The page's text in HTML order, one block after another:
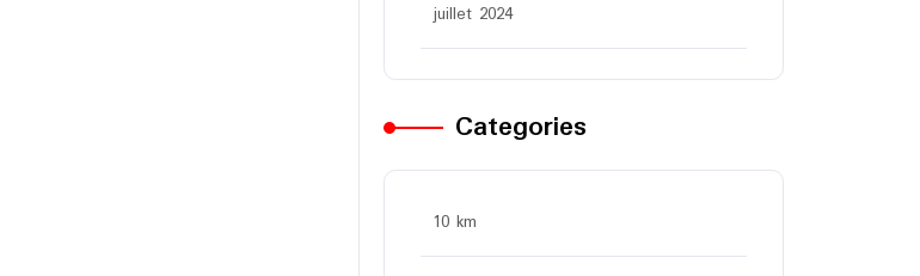
juillet 2024
Categories
10 km